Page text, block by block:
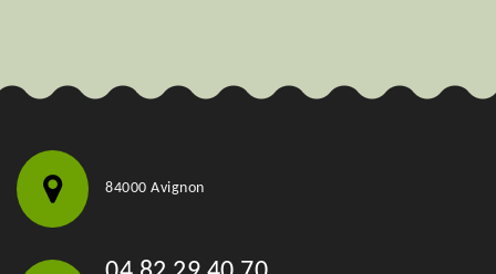
84000 Avignon